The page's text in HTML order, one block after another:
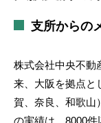
奈良県
和歌山
三重県
支所からの
株式会社中央不動
来、大阪を拠点と
賀、奈良、和歌山